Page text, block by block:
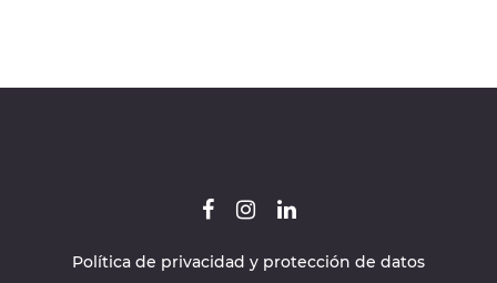
Política de privacidad y protección de datos